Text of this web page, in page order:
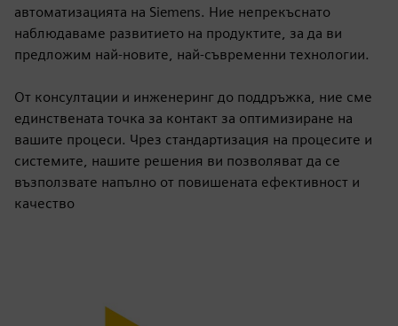
автоматизацията на Siemens. Ние непрекъснато
наблюдаваме развитието на продуктите, за да ви
предложим най-новите, най-съвременни технологии.
От консултации и инженеринг до поддръжка, ние сме
единствената точка за контакт за оптимизиране на
вашите процеси. Чрез стандартизация на процесите и
системите, нашите решения ви позволяват да се
възползвате напълно от повишената ефективност и
качество